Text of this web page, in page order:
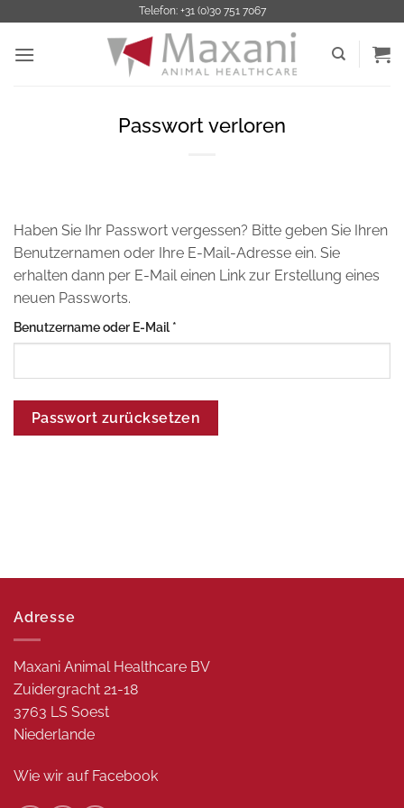
springen
Telefon: +31 (0)30 751 7067
Passwort verloren
Haben Sie Ihr Passwort vergessen? Bitte geben Sie Ihren
Benutzernamen oder Ihre E-Mail-Adresse ein. Sie
erhalten dann per E-Mail einen Link zur Erstellung eines
neuen Passworts.
Benutzername oder E-Mail *
Passwort zurücksetzen
Adresse
Maxani Animal Healthcare BV
Zuidergracht 21-18
3763 LS Soest
Niederlande
Wie wir auf Facebook